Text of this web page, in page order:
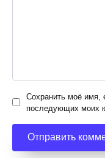
Сохранить моё имя,
последующих моих